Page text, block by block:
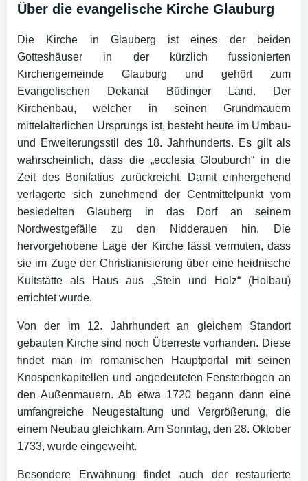
Über die evangelische Kirche Glauburg
Die Kirche in Glauberg ist eines der beiden
Gotteshäuser in der kürzlich fussionierten
Kirchengemeinde Glauburg und gehört zum
Evangelischen Dekanat Büdinger Land. Der
Kirchenbau, welcher in seinen Grundmauern
mittelalterlichen Ursprungs ist, besteht heute im Umbau-
und Erweiterungsstil des 18. Jahrhunderts. Es gilt als
wahrscheinlich, dass die „ecclesia Glouburch“ in die
Zeit des Bonifatius zurückreicht. Damit einhergehend
verlagerte sich zunehmend der Centmittelpunkt vom
besiedelten Glauberg in das Dorf an seinem
Nordwestgefälle zu den Nidderauen hin. Die
hervorgehobene Lage der Kirche lässt vermuten, dass
sie im Zuge der Christianisierung über eine heidnische
Kultstätte als Haus aus „Stein und Holz“ (Holbau)
errichtet wurde.
Von der im 12. Jahrhundert an gleichem Standort
gebauten Kirche sind noch Überreste vorhanden. Diese
findet man im romanischen Hauptportal mit seinen
Knospenkapitellen und angedeuteten Fensterbögen an
den Außenmauern. Ab etwa 1720 begann dann eine
umfangreiche Neugestaltung und Vergrößerung, die
einem Neubau gleichkam. Am Sonntag, den 28. Oktober
1733, wurde eingeweiht.
Besondere Erwähnung findet auch der restaurierte